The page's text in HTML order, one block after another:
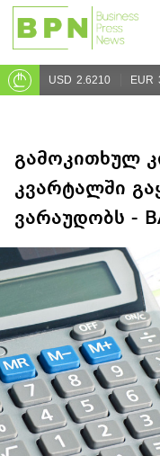
USD 2.6210 EUR
გამოკითხულ
კვარტალში
ვარაუდობს -